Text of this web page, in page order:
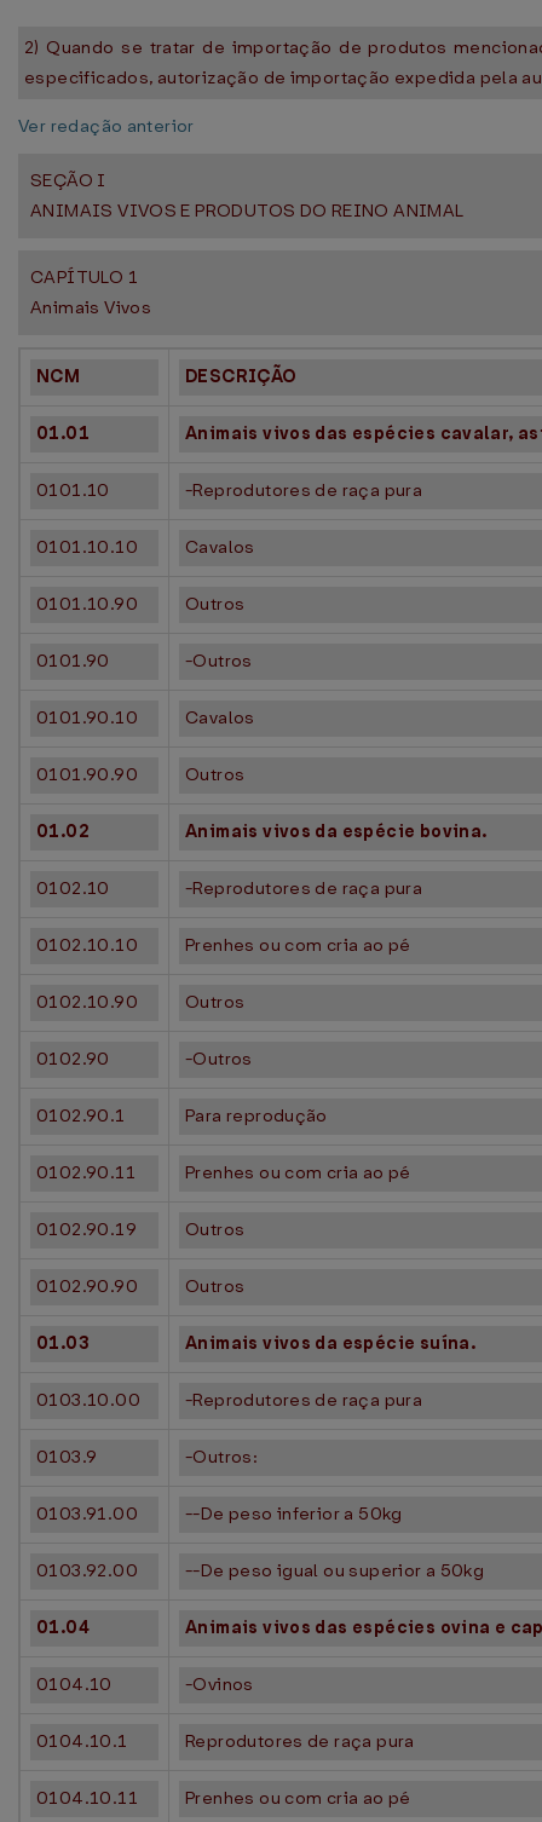
2) Quando se tratar de importação de produtos
especificados, autorização de importação expedida pela
Ver redação anterior
SEÇÃO I
ANIMAIS VIVOS E PRODUTOS DO REINO ANIMAL
CAPÍTULO 1
Animais Vivos
NCM DESCRIÇÃO
01.01 Animais vivos das espécies cavalar,
0101.10 -Reprodutores de raça pura
0101.10.10 Cavalos
0101.10.90 Outros
0101.90 -Outros
0101.90.10 Cavalos
0101.90.90 Outros
01.02 Animais vivos da espécie bovina.
0102.10 -Reprodutores de raça pura
0102.10.10 Prenhes ou com cria ao pé
0102.10.90 Outros
0102.90 -Outros
0102.90.1 Para reprodução
0102.90.11 Prenhes ou com cria ao pé
0102.90.19 Outros
0102.90.90 Outros
01.03 Animais vivos da espécie suína.
0103.10.00 -Reprodutores de raça pura
0103.9 -Outros:
0103.91.00 --De peso inferior a 50kg
0103.92.00 --De peso igual ou superior a 50kg
01.04 Animais vivos das espécies ovina e
0104.10 -Ovinos
0104.10.1 Reprodutores de raça pura
0104.10.11 Prenhes ou com cria ao pé